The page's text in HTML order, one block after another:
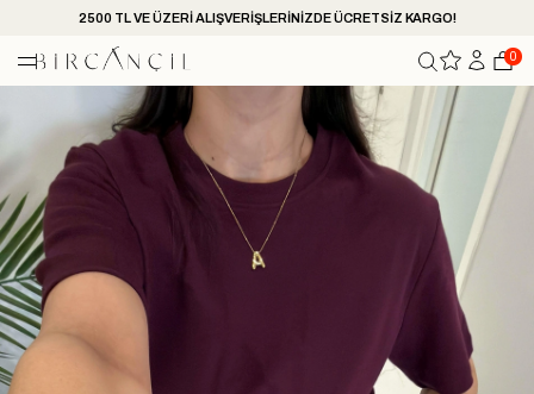
2500 TL VE ÜZERİ ALIŞVERİŞLERİNİZDE ÜCRETSİZ KARGO!
0